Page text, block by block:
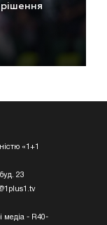
«1+1
23
медіа - R40-